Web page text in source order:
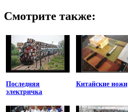
Смотрите также:
Последняя
электричка
Китайские ножи